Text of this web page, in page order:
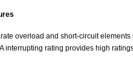
overload and short-circuit
interrupting rating provides high